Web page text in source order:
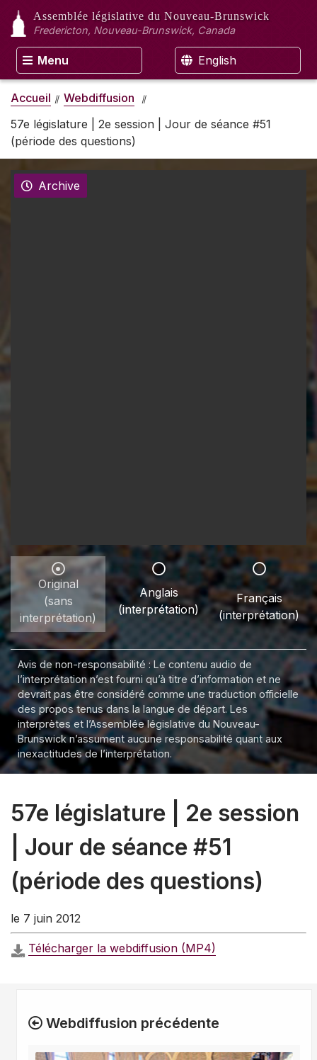
Assemblée législative du Nouveau-Brunswick
Fredericton, Nouveau-Brunswick, Canada
Menu English
Accueil
Webdiffusion
57e législature | 2e session | Jour de séance #51
(période des questions)
Archive
Original
(sans
interprétation)
Anglais
(interprétation)
Français
(interprétation)
Avis de non-responsabilité : Le contenu audio de
l’interprétation n’est fourni qu’à titre d’information et ne
devrait pas être considéré comme une traduction officielle
des propos tenus dans la langue de départ. Les
interprètes et l’Assemblée législative du Nouveau-
Brunswick n’assument aucune responsabilité quant aux
inexactitudes de l’interprétation.
57e législature | 2e session
| Jour de séance #51
(période des questions)
le 7 juin 2012
Télécharger la webdiffusion (MP4)
Webdiffusion précédente